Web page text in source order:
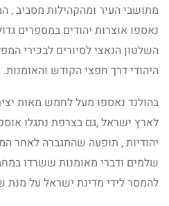
מתושבי העיר ומהקהילות מסביב ,
נאספו אוצרות יהודים במספרים
השלטון הנאצי לסיורים לבכירי
היהודי דרך חפצי הקודש והאומנות.
בהולנד נאספו מעל לחמש מאות
לארץ ישראל ,גם בצרפת נתגלו
יהודיות , תופעה שהתגברה לאחר
שלמים ודברי מאומנות ששרדו
להמסר לידי מדינת ישראל על מנת